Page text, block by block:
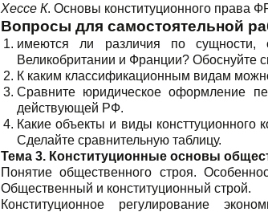
Хессе К. Основы конституционного права
Вопросы для самостоятельной
имеются ли различия по сущности,
Великобритании и Франции? Обоснуйте
К каким классификационным видам
Сравните юридическое оформление
действующей РФ.
Какие объекты и виды
Сделайте сравнительную таблицу.
Тема 3. Конституционные основы
Понятие общественного строя.
Общественный и конституционный строй.
Конституционное регулирование